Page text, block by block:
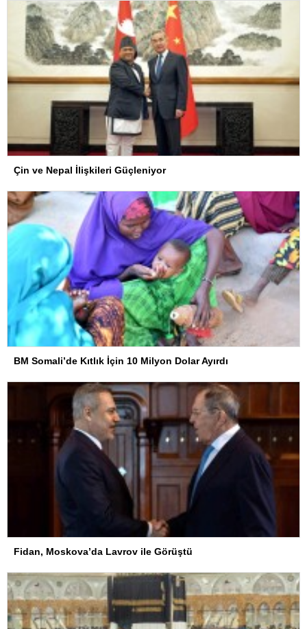
Çin ve Nepal İlişkileri Güçleniyor
BM Somali’de Kıtlık İçin 10 Milyon Dolar Ayırdı
Fidan, Moskova’da Lavrov ile Görüştü